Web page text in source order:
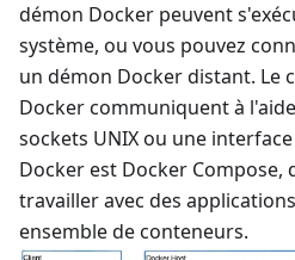
démon Docker peuvent
système, ou vous pouvez
un démon Docker distant. Le
Docker communiquent à
sockets UNIX ou une
Docker est Docker Compose,
travailler avec des
ensemble de conteneurs.